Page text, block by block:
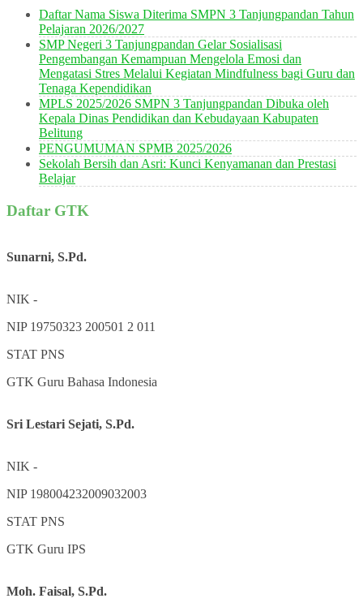
Daftar Nama Siswa Diterima SMPN 3 Tanjungpandan Tahun
Pelajaran 2026/2027
SMP Negeri 3 Tanjungpandan Gelar Sosialisasi
Pengembangan Kemampuan Mengelola Emosi dan
Mengatasi Stres Melalui Kegiatan Mindfulness bagi Guru dan
Tenaga Kependidikan
MPLS 2025/2026 SMPN 3 Tanjungpandan Dibuka oleh
Kepala Dinas Pendidikan dan Kebudayaan Kabupaten
Belitung
PENGUMUMAN SPMB 2025/2026
Sekolah Bersih dan Asri: Kunci Kenyamanan dan Prestasi
Belajar
Daftar GTK
Sunarni, S.Pd.
NIK -
NIP 19750323 200501 2 011
STAT PNS
GTK Guru Bahasa Indonesia
Sri Lestari Sejati, S.Pd.
NIK -
NIP 198004232009032003
STAT PNS
GTK Guru IPS
Moh. Faisal, S.Pd.